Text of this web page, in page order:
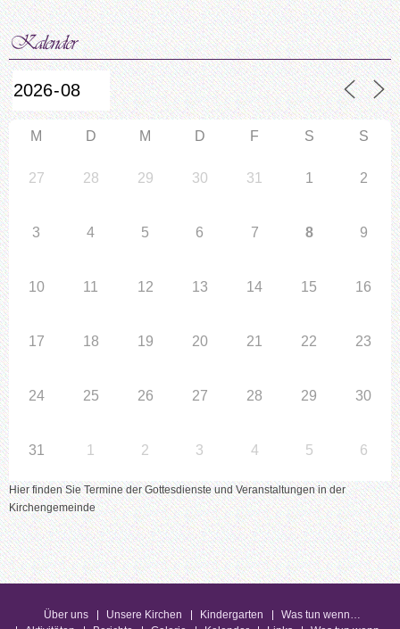
M D M D F S S
27 28 29 30 31 1 2
3 4 5 6 7 8 9
10 11 12 13 14 15 16
17 18 19 20 21 22 23
24 25 26 27 28 29 30
31 1 2 3 4 5 6
Hier finden Sie Termine der Gottesdienste und Veranstaltungen in der
Kirchengemeinde
Über uns Unsere Kirchen Kindergarten
Was tun wenn…